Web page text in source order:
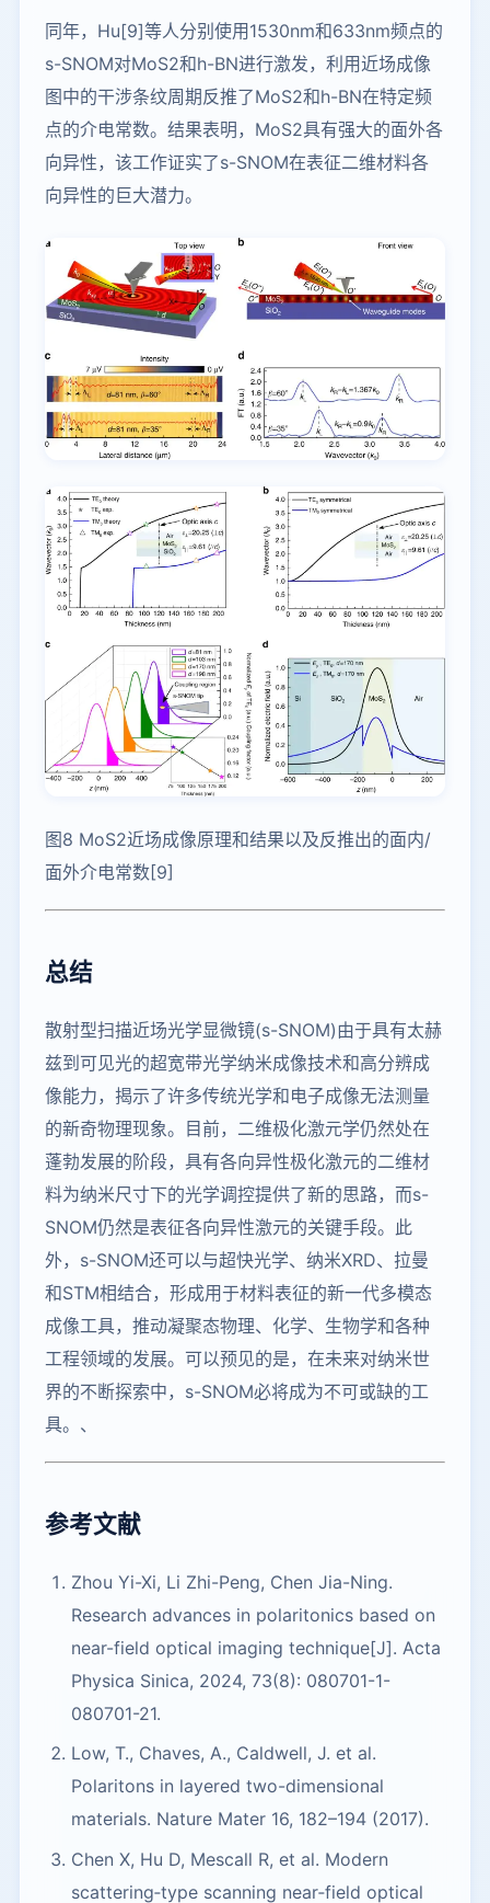
同年，Hu[9]等人分别使用1530nm和633nm频点的
s-SNOM对MoS2和h-BN进行激发，利用近场成像
图中的干涉条纹周期反推了MoS2和h-BN在特定频
点的介电常数。结果表明，MoS2具有强大的面外各
向异性，该工作证实了s-SNOM在表征二维材料各
向异性的巨大潜力。
图8 MoS2近场成像原理和结果以及反推出的面内/
面外介电常数[9]
总结
散射型扫描近场光学显微镜(s-SNOM)由于具有太赫
兹到可见光的超宽带光学纳米成像技术和高分辨成
像能力，揭示了许多传统光学和电子成像无法测量
的新奇物理现象。目前，二维极化激元学仍然处在
蓬勃发展的阶段，具有各向异性极化激元的二维材
料为纳米尺寸下的光学调控提供了新的思路，而s-
SNOM仍然是表征各向异性激元的关键手段。此
外，s-SNOM还可以与超快光学、纳米XRD、拉曼
和STM相结合，形成用于材料表征的新一代多模态
成像工具，推动凝聚态物理、化学、生物学和各种
工程领域的发展。可以预见的是，在未来对纳米世
界的不断探索中，s-SNOM必将成为不可或缺的工
具。、
参考文献
Zhou Yi-Xi, Li Zhi-Peng, Chen Jia-Ning.
Research advances in polaritonics based on
near-field optical imaging technique[J]. Acta
Physica Sinica, 2024, 73(8): 080701-1-
080701-21.
Low, T., Chaves, A., Caldwell, J. et al.
Polaritons in layered two-dimensional
materials. Nature Mater 16, 182–194 (2017).
Chen X, Hu D, Mescall R, et al. Modern
scattering‐type scanning near‐field optical